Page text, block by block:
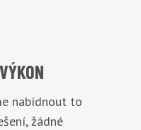
nabídnout to
žádné